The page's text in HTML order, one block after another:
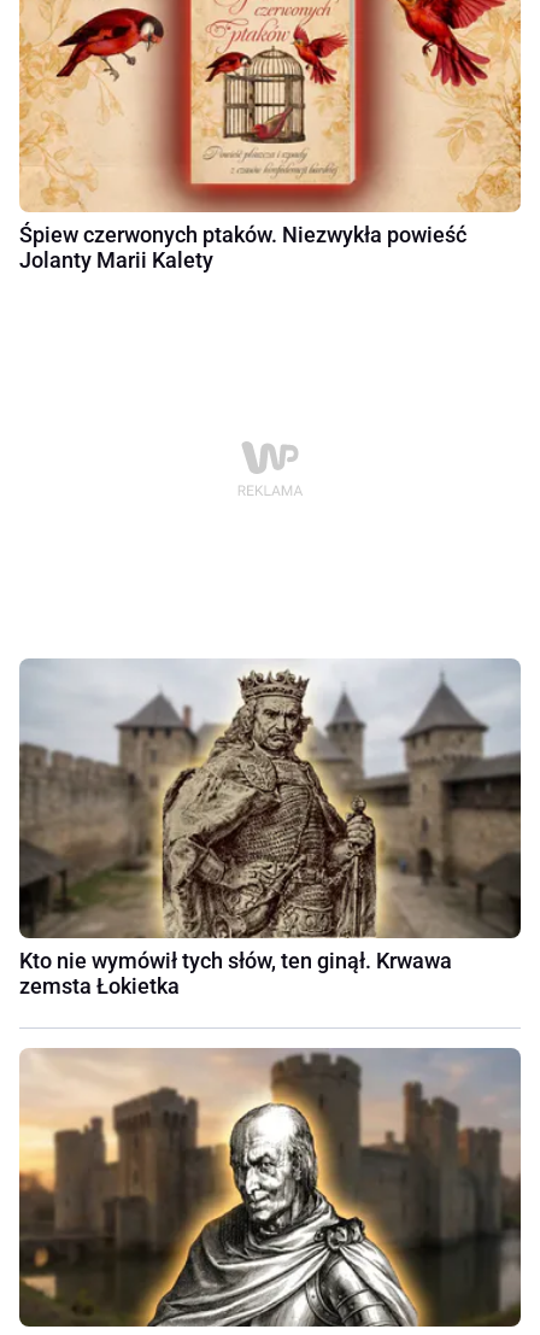
Śpiew czerwonych ptaków. Niezwykła powieść
Jolanty Marii Kalety
Kto nie wymówił tych słów, ten ginął. Krwawa
zemsta Łokietka